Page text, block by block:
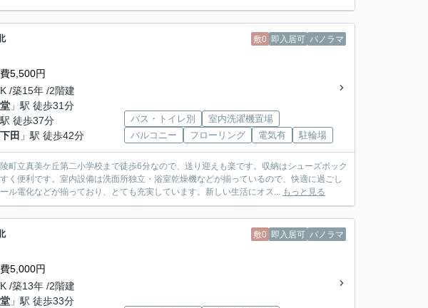
敷0 即入居可 パノラマ
5,500円
/築15年 /2階建
」駅 徒歩31分
駅 徒歩37分
田 」駅 徒歩42分
バス・トイレ別
室内洗濯機置場
バルコニー
フローリング 電気有 駐輪場
町立真美ケ丘第二小学校まで徒歩6分なので、送り迎えも楽です。収納はシューズボック
く便利です。室内設備は洗面所独立・浴室乾燥機などが揃っているので、快適に過ごし
ル電化などが揃っており、とても充実しています。新しい生活にオス... もっと見る
敷0 即入居可 パノラマ
5,000円
/築13年 /2階建
」駅 徒歩33分